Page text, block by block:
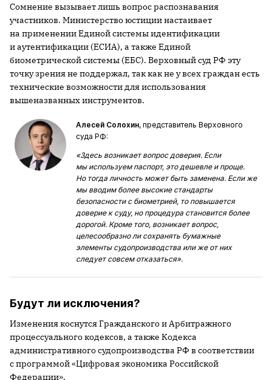
Сомнение вызывает лишь вопрос распознавания
участников. Министерство юстиции настаивает
на применении Единой системы идентификации
и аутентификации (ЕСИА), а также Единой
биометрической системы (ЕБС). Верховный суд РФ эту
точку зрения не поддержал, так как не у всех граждан есть
технические возможности для использования
вышеназванных инструментов.
Алесей Солохин, представитель Верховного
суда РФ:
«Здесь возникает вопрос доверия. Если
мы используем паспорт, это дешевле и проще.
Но тогда личность может быть заменена. Если же
мы вводим более высокие стандарты
безопасности с биометрией, то повышается
доверие к суду, но процедура становится более
дорогой. Кроме того, возникает вопрос,
целесообразно ли сохранять бумажные
элементы судопроизводства или же от них
следует совсем отказаться».
Будут ли исключения?
Изменения коснутся Гражданского и Арбитражного
процессуального кодексов, а также Кодекса
административного судопроизводства РФ в соответствии
с программой «Цифровая экономика Российской
Федерации».